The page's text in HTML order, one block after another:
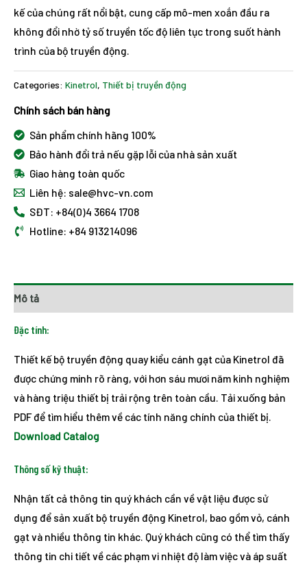
kế của chúng rất nổi bật, cung cấp mô-men xoắn đầu ra
không đổi nhờ tỷ số truyền tốc độ liên tục trong suốt hành
trình của bộ truyền động.
Categories: Kinetrol, Thiết bị truyền động
Chính sách bán hàng
Sản phẩm chính hãng 100%
Bảo hành đổi trả nếu gặp lỗi của nhà sản xuất
Giao hàng toàn quốc
Liên hệ: sale@hvc-vn.com
SĐT: +84(0)4 3664 1708
Hotline: +84 913214096
Mô tả
Đặc tính:
Thiết kế bộ truyền động quay kiểu cánh gạt của Kinetrol đã
được chứng minh rõ ràng, với hơn sáu mươi năm kinh nghiệm
và hàng triệu thiết bị trải rộng trên toàn cầu. Tải xuống bản
PDF để tìm hiểu thêm về các tính năng chính của thiết bị.
Download Catalog
Thông số kỹ thuật:
Nhận tất cả thông tin quý khách cần về vật liệu được sử
dụng để sản xuất bộ truyền động Kinetrol, bao gồm vỏ, cánh
gạt và nhiều thông tin khác. Quý khách cũng có thể tìm thấy
thông tin chi tiết về các phạm vi nhiệt độ làm việc và áp suất